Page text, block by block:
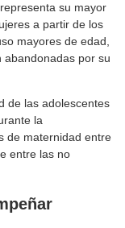
su mayor
a partir de los
mayores de edad,
por su
de las adolescentes
la
de maternidad entre
entre las no